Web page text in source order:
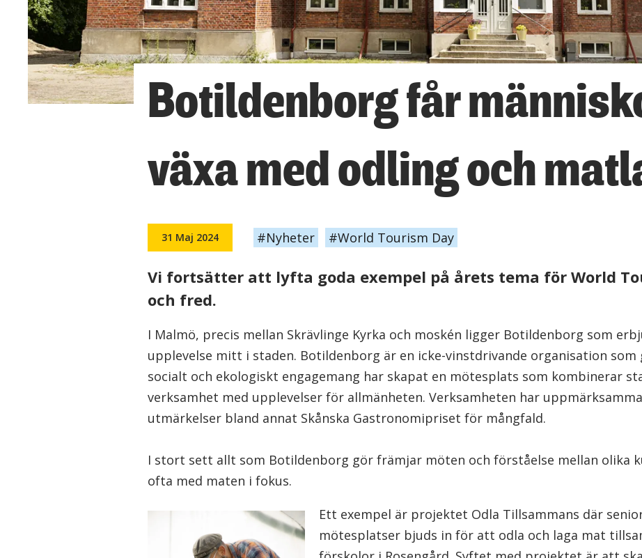
Botildenborg får
växa med odling och
31 Maj 2024 Nyheter World Tourism Day
Vi fortsätter att lyfta goda exempel på årets tema för World
och fred.
I Malmö, precis mellan Skrävlinge Kyrka och moskén ligger Botildenborg som
upplevelse mitt i staden. Botildenborg är en icke-vinstdrivande organisation
socialt och ekologiskt engagemang har skapat en mötesplats som kombinerar
verksamhet med upplevelser för allmänheten. Verksamheten har
utmärkelser bland annat Skånska Gastronomipriset för mångfald.
I stort sett allt som Botildenborg gör främjar möten och förståelse mellan olika
ofta med maten i fokus.
Ett exempel är projektet Odla Tillsammans där
mötesplatser bjuds in för att odla och laga mat